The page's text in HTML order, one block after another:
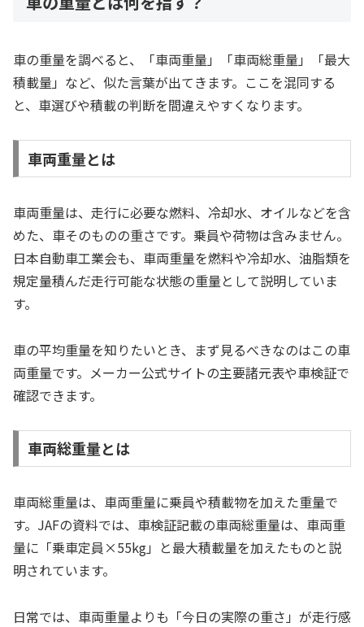
車の重量を調べると、「車両重量」「車両総重量」「最大
積載量」など、似た言葉が出てきます。ここを混同する
と、車選びや積載の判断を間違えやすくなります。
車両重量とは
車両重量は、走行に必要な燃料、冷却水、オイルなどを含
めた、車そのものの重さです。乗員や荷物は含みません。
日本自動車工業会も、車両重量を燃料や冷却水、油脂類を
規定量積んだ走行可能な状態の重量として説明していま
す。
車の平均重量を知りたいとき、まず見るべきなのはこの車
両重量です。メーカー公式サイトの主要諸元表や車検証で
確認できます。
車両総重量とは
車両総重量は、車両重量に乗員や積載物を加えた重量で
す。JAFの資料では、車検証記載の車両総重量は、車両重
量に「乗車定員×55kg」と最大積載量を加えたものと説
明されています。
日常では、車両重量よりも「今日の実際の重さ」が走行感